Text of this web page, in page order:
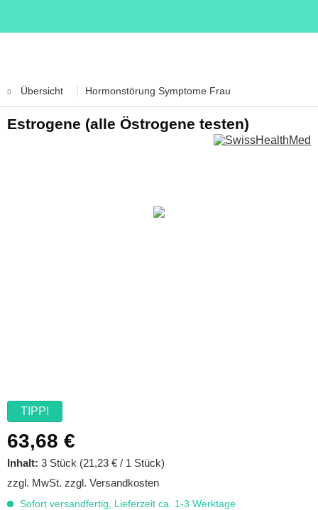
Übersicht Hormonstörung Symptome Frau
Estrogene (alle Östrogene testen)
TIPP!
63,68 €
Inhalt: 3 Stück (21,23 € / 1 Stück)
zzgl. MwSt. zzgl. Versandkosten
Sofort versandfertig, Lieferzeit ca. 1-3 Werktage